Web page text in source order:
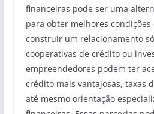
financeiras pode ser uma
para obter melhores
construir um relacionamento
cooperativas de crédito ou
empreendedores podem ter
crédito mais vantajosas, taxas
até mesmo orientação